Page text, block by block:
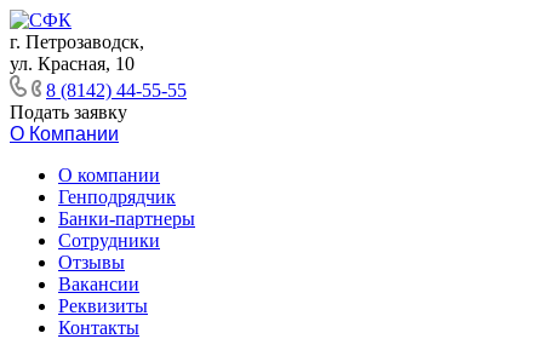
г. Петрозаводск,
ул. Красная, 10
8 (8142) 44-55-55
Подать заявку
О Компании
О компании
Генподрядчик
Банки-партнеры
Сотрудники
Отзывы
Вакансии
Реквизиты
Контакты